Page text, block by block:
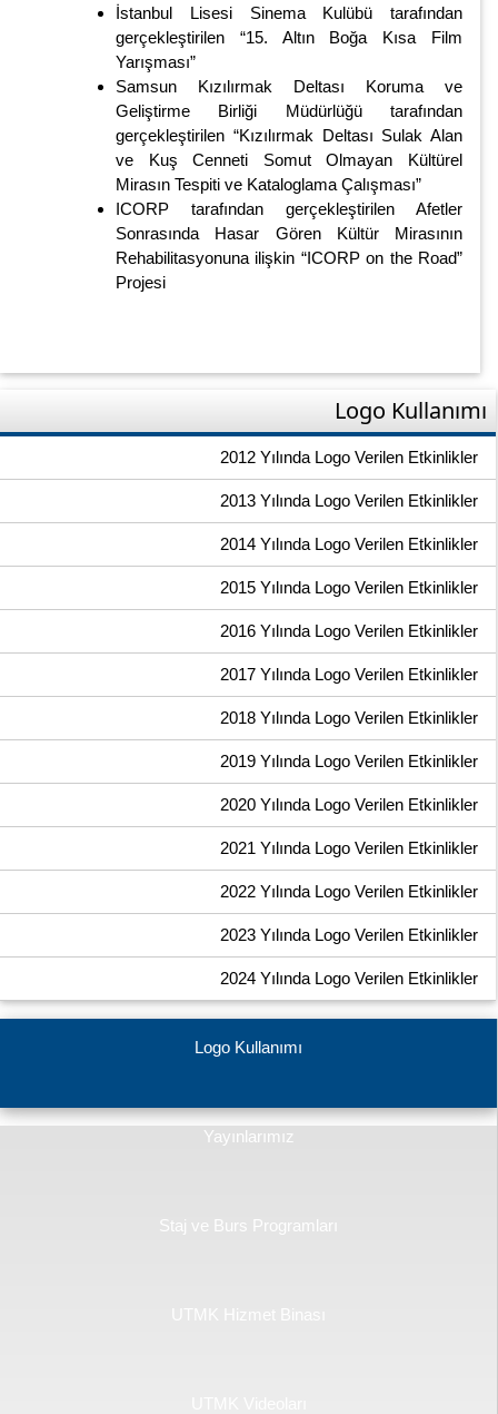
İstanbul Lisesi Sinema Kulübü tarafından
gerçekleştirilen “15. Altın Boğa Kısa Film
Yarışması”
Samsun Kızılırmak Deltası Koruma ve
Geliştirme Birliği Müdürlüğü tarafından
gerçekleştirilen “Kızılırmak Deltası Sulak Alan
ve Kuş Cenneti Somut Olmayan Kültürel
Mirasın Tespiti ve Kataloglama Çalışması”
ICORP tarafından gerçekleştirilen Afetler
Sonrasında Hasar Gören Kültür Mirasının
Rehabilitasyonuna ilişkin “ICORP on the Road”
Projesi
Logo Kullanımı
2012 Yılında Logo Verilen Etkinlikler
2013 Yılında Logo Verilen Etkinlikler
2014 Yılında Logo Verilen Etkinlikler
2015 Yılında Logo Verilen Etkinlikler
2016 Yılında Logo Verilen Etkinlikler
2017 Yılında Logo Verilen Etkinlikler
2018 Yılında Logo Verilen Etkinlikler
2019 Yılında Logo Verilen Etkinlikler
2020 Yılında Logo Verilen Etkinlikler
2021 Yılında Logo Verilen Etkinlikler
2022 Yılında Logo Verilen Etkinlikler
2023 Yılında Logo Verilen Etkinlikler
2024 Yılında Logo Verilen Etkinlikler
Logo Kullanımı
Yayınlarımız
Staj ve Burs Programları